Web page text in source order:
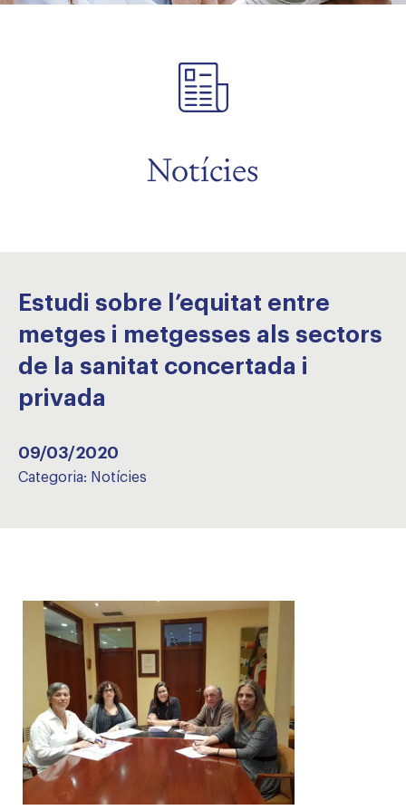
Notícies
Estudi sobre l’equitat entre
metges i metgesses als sectors
de la sanitat concertada i
privada
09/03/2020
Categoria: Notícies